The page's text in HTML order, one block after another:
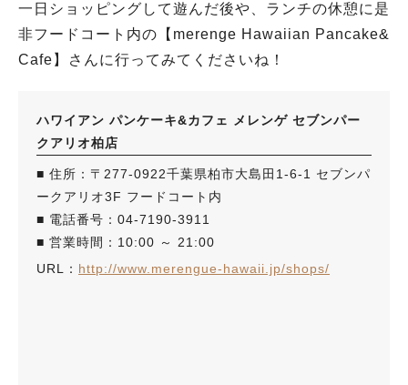
一日ショッピングして遊んだ後や、ランチの休憩に是
非フードコート内の【merenge Hawaiian Pancake&
Cafe】さんに行ってみてくださいね！
ハワイアン パンケーキ&カフェ メレンゲ セブンパー
クアリオ柏店
■ 住所：〒277-0922千葉県柏市大島田1-6-1 セブンパ
ークアリオ3F フードコート内
■ 電話番号：04-7190-3911
■ 営業時間：10:00 ～ 21:00
URL： http://www.merengue-hawaii.jp/shops/